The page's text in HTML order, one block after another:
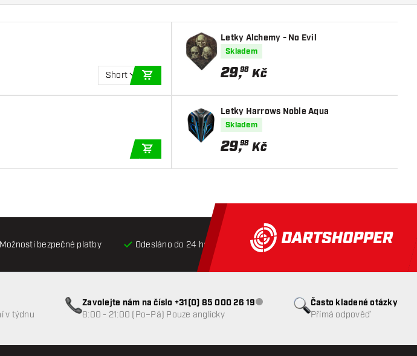
Short
Letky Alchemy - No Evil
Skladem
29,98 Kč
Letky Harrows Noble Aqua
Skladem
29,98 Kč
Možnosti bezpečné platby Odesláno do 24 hodin Doprava zdarma od 3000 Kč
Často kladené otázky
Přímá odpověď
servis nedostupný
v týdnu
Zavolejte nám na číslo +31(0) 85 000 26 19Zákaznický servis nedostupný
8:00 - 21:00 (Po–Pá) Pouze anglicky